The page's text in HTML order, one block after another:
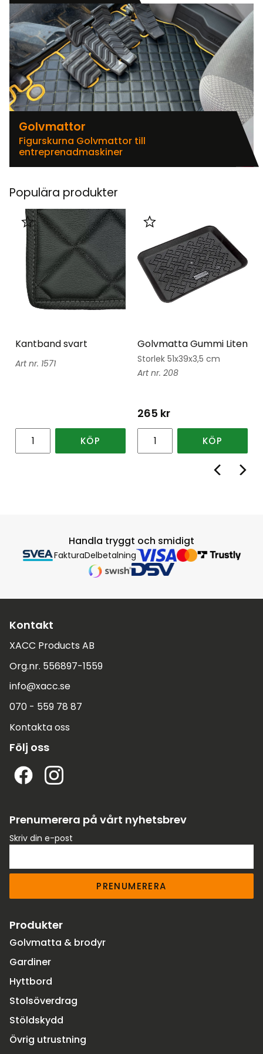
Golvmattor
Figurskurna Golvmattor till
entreprenadmaskiner
Populära produkter
Kantband svart
1571
Lägg till i favoriter
KÖP
Golvmatta Gummi Liten
Storlek 51x39x3,5 cm
208
265 kr
Lägg till i favoriter
KÖP
Handla tryggt och smidigt
FakturaDelbetalning
Kontakt
XACC Products AB
Org.nr. 556897-1559
info@xacc.se
070 - 559 78 87
Kontakta oss
Följ oss
Prenumerera på vårt nyhetsbrev
Skriv din e-post
PRENUMERERA
Produkter
Golvmatta & brodyr
Gardiner
Hyttbord
Stolsöverdrag
Stöldskydd
Övrig utrustning